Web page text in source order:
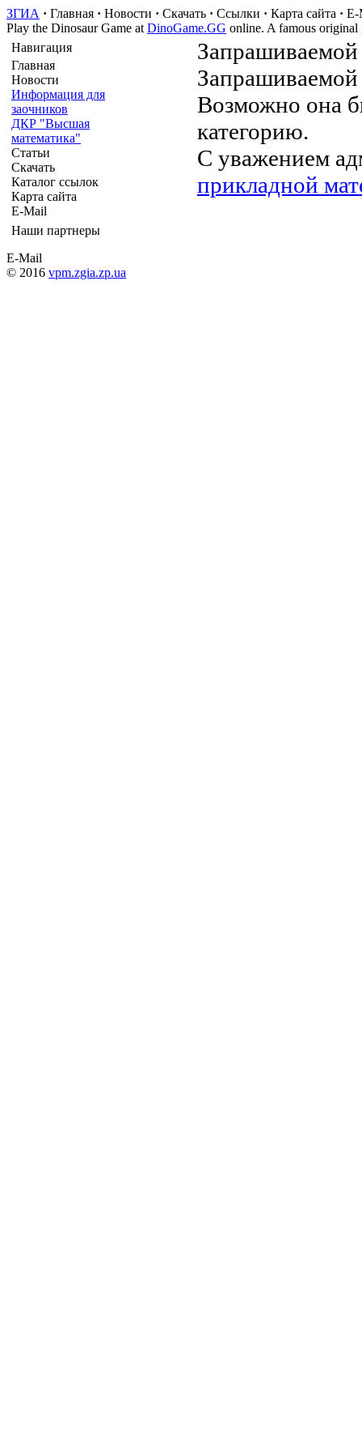
ЗГИА · Главная · Новости · Скачать · Ссылки · Карта сайта · E-
Play the Dinosaur Game at DinoGame.GG online. A famous original
Навигация
Главная
Новости
Информация для
заочников
ДКР "Высшая
математика"
Статьи
Скачать
Каталог ссылок
Карта сайта
E-Mail
Наши партнеры
Возможно она
категорию.
С уважением
прикладной
E-Mail
© 2016 vpm.zgia.zp.ua